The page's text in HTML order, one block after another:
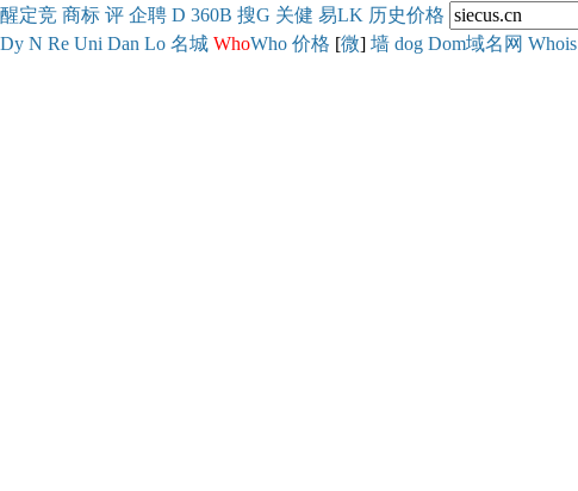
醒定竞 商标 评 企聘 D 360B 搜G 关健 易LK 历史价格
Dy N Re Uni Dan Lo 名城 WhoWho 价格 [微] 墙 dog Dom域名网 Whois